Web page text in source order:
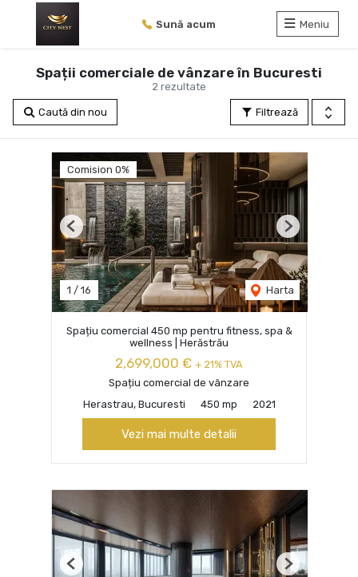
Sună acum Meniu
2 rezultate
Spații comerciale de vânzare în Bucuresti
Filtrează
Caută din nou
Comision 0%
1 / 16 Harta
Previous Next
Spațiu comercial 450 mp pentru fitness, spa &
wellness | Herăstrău
2,699,000 € + 21% TVA
Spațiu comercial de vânzare
Herastrau, Bucuresti
450 mp 2021
Vezi mai multe detalii
Previous Next